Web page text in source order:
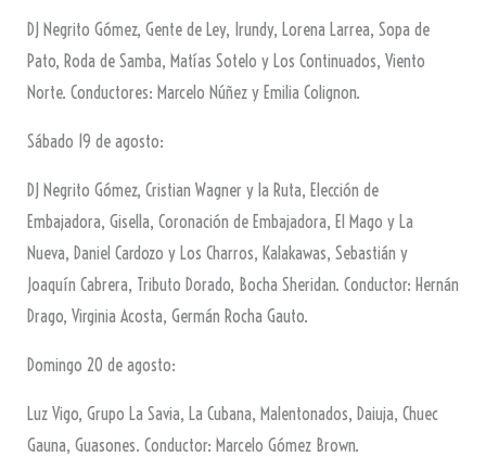
DJ Negrito Gómez, Gente de Ley, Irundy, Lorena Larrea, Sopa de
Pato, Roda de Samba, Matías Sotelo y Los Continuados, Viento
Norte. Conductores: Marcelo Núñez y Emilia Colignon.
Sábado 19 de agosto:
DJ Negrito Gómez, Cristian Wagner y la Ruta, Elección de
Embajadora, Gisella, Coronación de Embajadora, El Mago y La
Nueva, Daniel Cardozo y Los Charros, Kalakawas, Sebastián y
Joaquín Cabrera, Tributo Dorado, Bocha Sheridan. Conductor: Hernán
Drago, Virginia Acosta, Germán Rocha Gauto.
Domingo 20 de agosto:
Luz Vigo, Grupo La Savia, La Cubana, Malentonados, Daiuja, Chuec
Gauna, Guasones. Conductor: Marcelo Gómez Brown.